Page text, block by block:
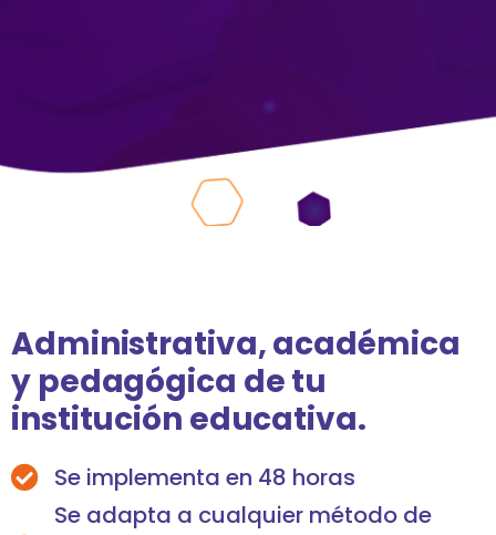
Administrativa, académica
y pedagógica de tu
institución educativa.
Se implementa en 48 horas
Se adapta a cualquier método de